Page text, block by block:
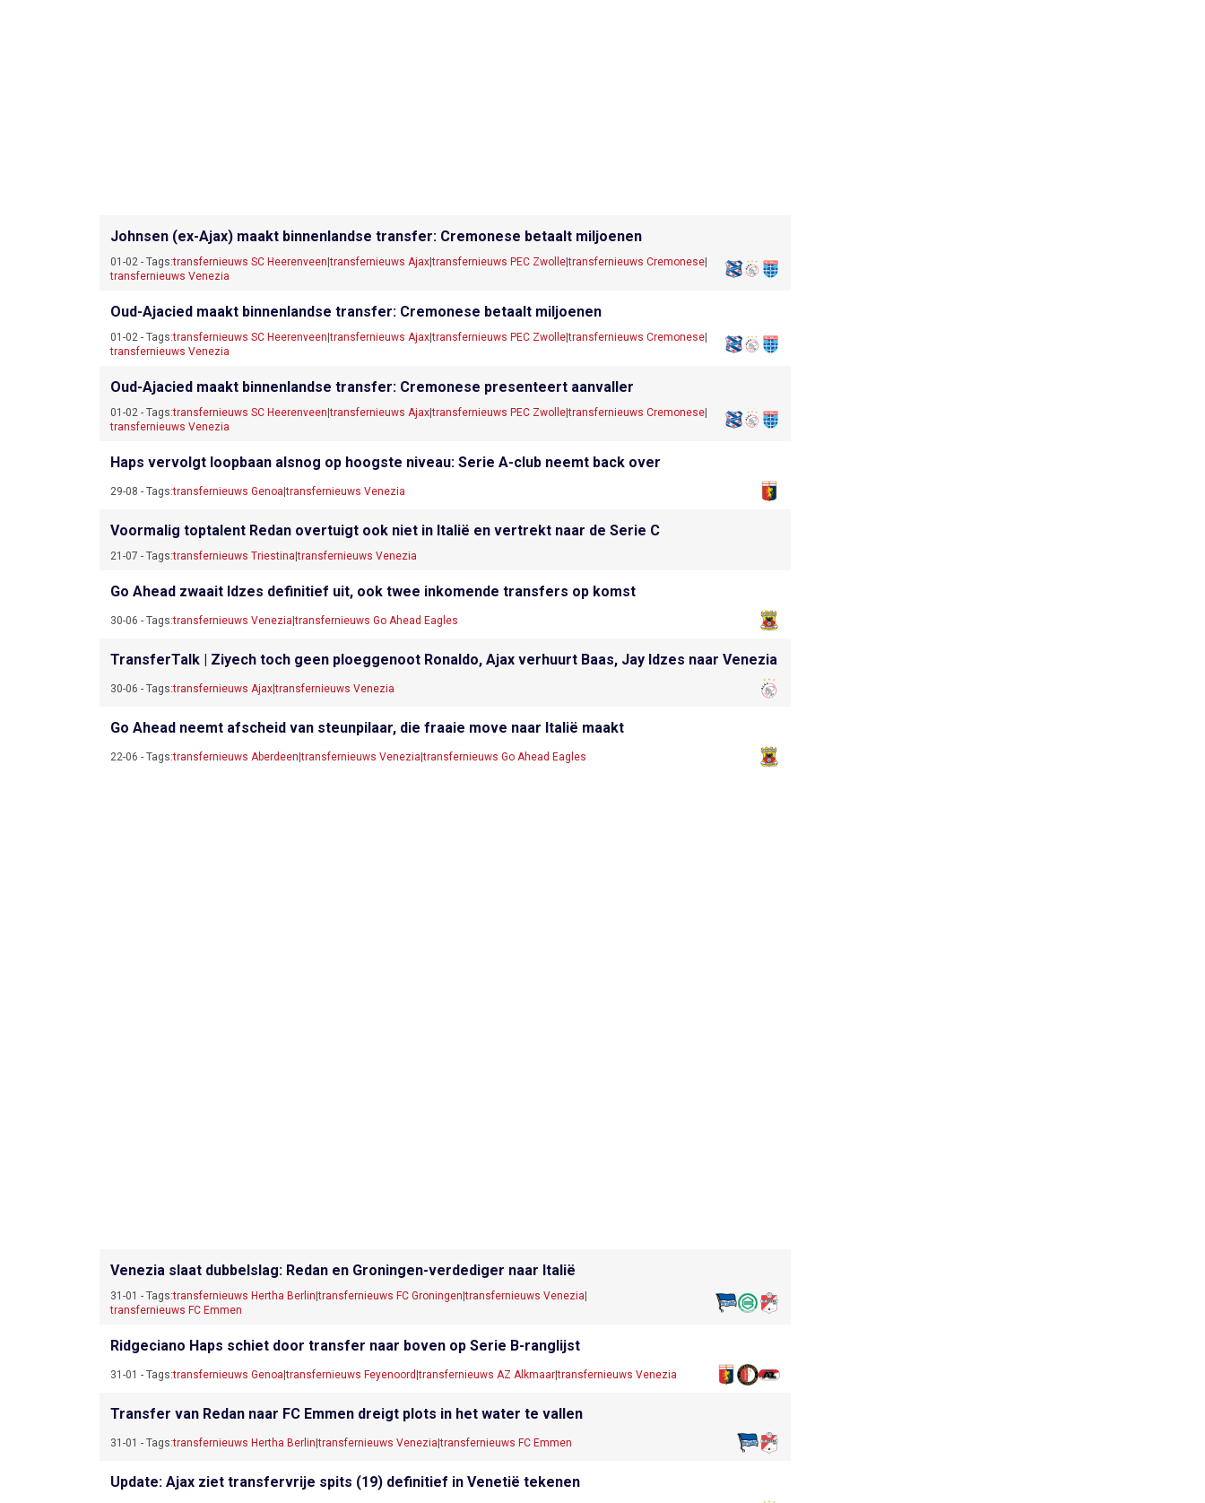
Johnsen (ex-Ajax) maakt binnenlandse transfer: Cremonese betaalt miljoenen
01-02 - Tags:transfernieuws SC Heerenveen|transfernieuws Ajax|transfernieuws PEC Zwolle|transfernieuws Cremonese|
transfernieuws Venezia
Oud-Ajacied maakt binnenlandse transfer: Cremonese betaalt miljoenen
01-02 - Tags:transfernieuws SC Heerenveen|transfernieuws Ajax|transfernieuws PEC Zwolle|transfernieuws Cremonese|
transfernieuws Venezia
Oud-Ajacied maakt binnenlandse transfer: Cremonese presenteert aanvaller
01-02 - Tags:transfernieuws SC Heerenveen|transfernieuws Ajax|transfernieuws PEC Zwolle|transfernieuws Cremonese|
transfernieuws Venezia
Haps vervolgt loopbaan alsnog op hoogste niveau: Serie A-club neemt back over
29-08 - Tags:transfernieuws Genoa|transfernieuws Venezia
Voormalig toptalent Redan overtuigt ook niet in Italië en vertrekt naar de Serie C
21-07 - Tags:transfernieuws Triestina|transfernieuws Venezia
Go Ahead zwaait Idzes definitief uit, ook twee inkomende transfers op komst
30-06 - Tags:transfernieuws Venezia|transfernieuws Go Ahead Eagles
TransferTalk | Ziyech toch geen ploeggenoot Ronaldo, Ajax verhuurt Baas, Jay Idzes naar Venezia
30-06 - Tags:transfernieuws Ajax|transfernieuws Venezia
Go Ahead neemt afscheid van steunpilaar, die fraaie move naar Italië maakt
22-06 - Tags:transfernieuws Aberdeen|transfernieuws Venezia|transfernieuws Go Ahead Eagles
Venezia slaat dubbelslag: Redan en Groningen-verdediger naar Italië
31-01 - Tags:transfernieuws Hertha Berlin|transfernieuws FC Groningen|transfernieuws Venezia|
transfernieuws FC Emmen
Ridgeciano Haps schiet door transfer naar boven op Serie B-ranglijst
31-01 - Tags:transfernieuws Genoa|transfernieuws Feyenoord |transfernieuws AZ Alkmaar|transfernieuws Venezia
Transfer van Redan naar FC Emmen dreigt plots in het water te vallen
31-01 - Tags:transfernieuws Hertha Berlin|transfernieuws Venezia|transfernieuws FC Emmen
Update: Ajax ziet transfervrije spits (19) definitief in Venetië tekenen